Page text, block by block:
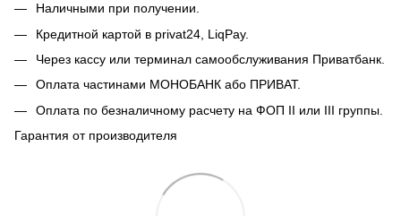
Наличными при получении.
Кредитной картой в privat24, LiqPay.
Через кассу или терминал самообслуживания Приватбанк.
Оплата частинами МОНОБАНК або ПРИВАТ.
Оплата по безналичному расчету на ФОП II или III группы.
Гарантия от производителя